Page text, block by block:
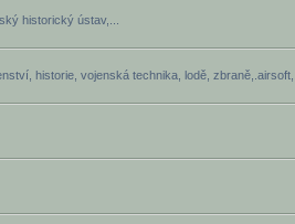
historický ústav,...
historie, vojenská technika, lodě, zbraně,.airsoft,..